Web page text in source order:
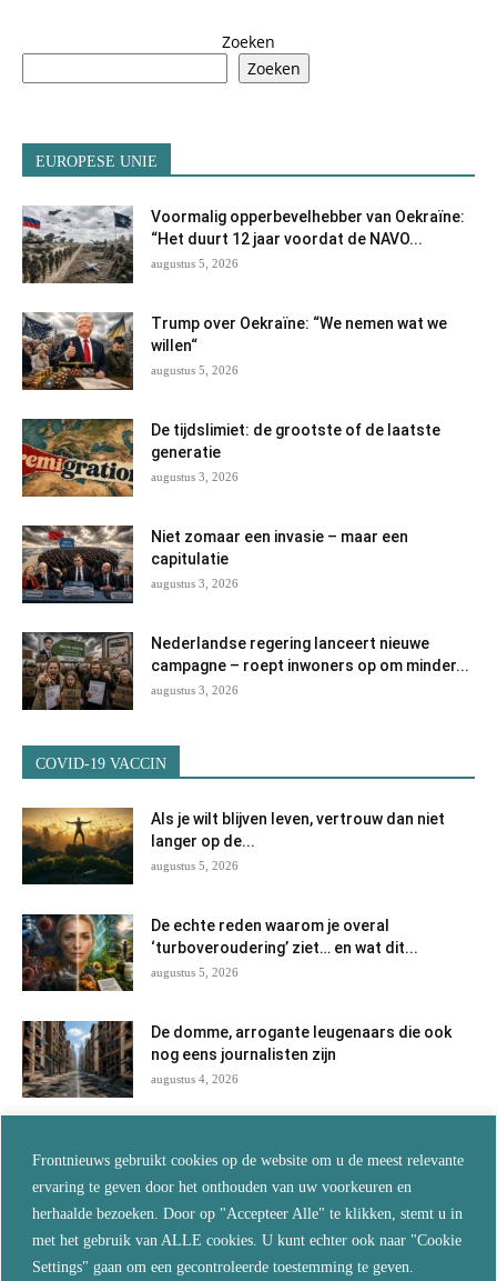
Frontnieuws gebruikt cookies op de website om u de meest relevante
ervaring te geven door het onthouden van uw voorkeuren en
herhaalde bezoeken. Door op "Accepteer Alle" te klikken, stemt u in
met het gebruik van ALLE cookies. U kunt echter ook naar "Cookie
Settings" gaan om een gecontroleerde toestemming te geven.
Zoeken
Zoeken
EUROPESE UNIE
Voormalig opperbevelhebber van Oekraïne:
“Het duurt 12 jaar voordat de NAVO...
augustus 5, 2026
Trump over Oekraïne: “We nemen wat we
willen“
augustus 5, 2026
De tijdslimiet: de grootste of de laatste
generatie
augustus 3, 2026
Niet zomaar een invasie – maar een
capitulatie
augustus 3, 2026
Nederlandse regering lanceert nieuwe
campagne – roept inwoners op om minder...
augustus 3, 2026
COVID-19 VACCIN
Als je wilt blijven leven, vertrouw dan niet
langer op de...
augustus 5, 2026
De echte reden waarom je overal
‘turboveroudering’ ziet… en wat dit...
augustus 5, 2026
De domme, arrogante leugenaars die ook
nog eens journalisten zijn
augustus 4, 2026
augustus 3, 2026
Fauci is ontmaskerd en de
waarheidssprekers hebben gelijk gekregen